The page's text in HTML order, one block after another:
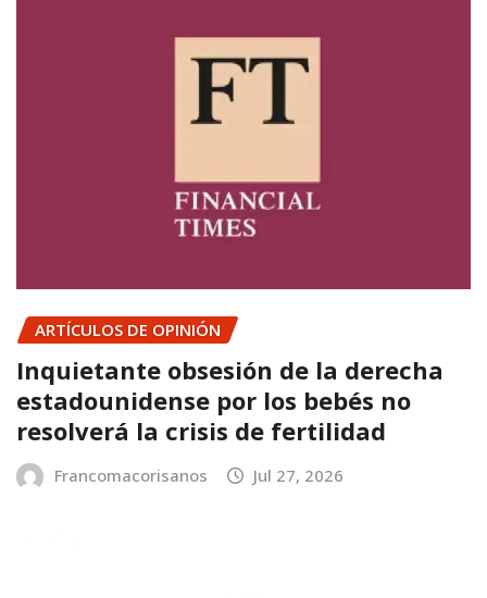
ARTÍCULOS DE OPINIÓN
Inquietante obsesión de la derecha
estadounidense por los bebés no
resolverá la crisis de fertilidad
Francomacorisanos Jul 27, 2026